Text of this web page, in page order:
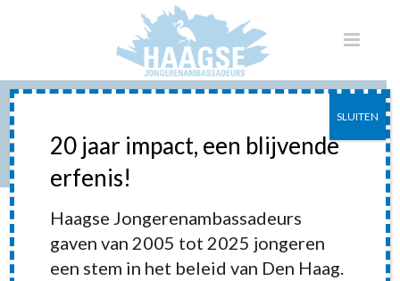
EVEN VOORSTELLEN
HOME
Jong. Betrokken. Divers.
20 jaar impact, een blijvende
erfenis!
Haagse Jongerenambassadeurs
gaven van 2005 tot 2025 jongeren
een stem in het beleid van Den Haag.
SLUITEN